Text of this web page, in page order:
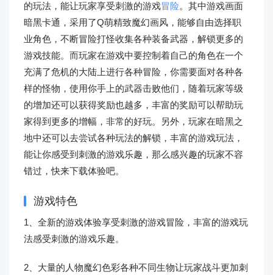
的玩法，能让玩家享受刺激的游戏冒险。其中游戏画面
暗黑卡通，采用了Q萌精致魔幻画风，能够自由选择职
业角色，不断冒险打怪收集各种装备武器，解锁更多的
游戏技能。而玩家在游戏中要控制着自己的角色在一个
充满了危机的大陆上进行各种冒险，你需要面对各种各
样的怪物，使用你手上的武器击败他们，随着玩家等级
的增加还可以获得奖励也越多，丰富的奖励可以帮助玩
家得到更多的增幅，非常的好玩。另外，玩家在暗黑之
地中还可以去尝试各种玩法的解锁，丰富的游戏玩法，
能让你感受到刺激的游戏乐趣，那么感兴趣的玩家不容
错过，快来下载体验吧。
游戏特色
1、全新的游戏体验享受刺激的游戏冒险，丰富的游戏玩
法感受刺激的游戏乐趣。
2、大量的人物魔幻色彩各种不同生物让玩家战斗更加刺